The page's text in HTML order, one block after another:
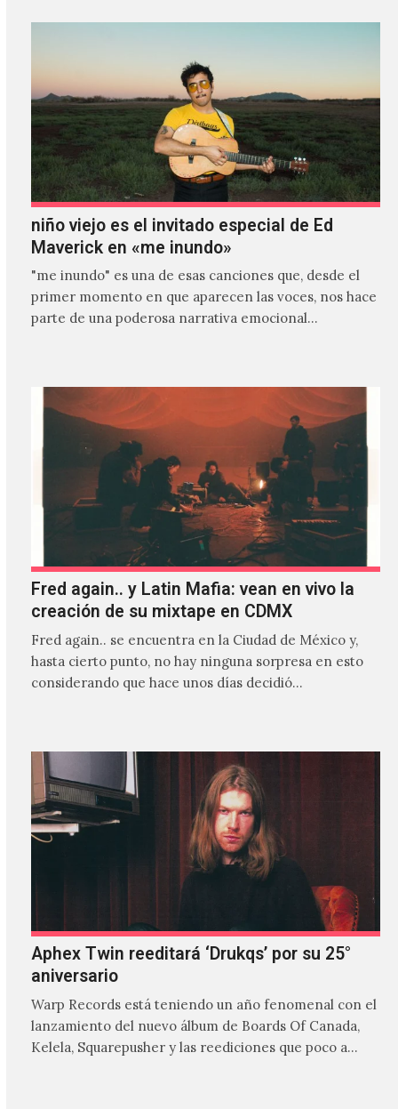
niño viejo es el invitado especial de Ed
Maverick en «me inundo»
"me inundo" es una de esas canciones que, desde el
primer momento en que aparecen las voces, nos hace
parte de una poderosa narrativa emocional…
Fred again.. y Latin Mafia: vean en vivo la
creación de su mixtape en CDMX
Fred again.. se encuentra en la Ciudad de México y,
hasta cierto punto, no hay ninguna sorpresa en esto
considerando que hace unos días decidió…
Aphex Twin reeditará ‘Drukqs’ por su 25°
aniversario
Warp Records está teniendo un año fenomenal con el
lanzamiento del nuevo álbum de Boards Of Canada,
Kelela, Squarepusher y las reediciones que poco a…